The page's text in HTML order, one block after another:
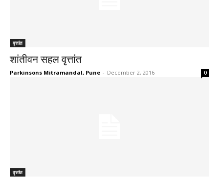
वृत्तांत
शांतीवन सहल वृत्तांत
Parkinsons Mitramandal, Pune - December 2, 2016 0
वृत्तांत